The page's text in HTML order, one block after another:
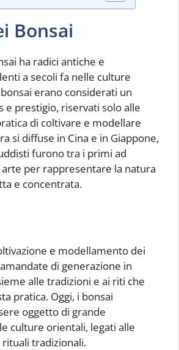
Bonsai
ha radici antiche e
a secoli fa nelle culture
erano considerati un
e prestigio, riservati solo alle
di coltivare e modellare
si diffuse in Cina e in Giappone,
furono tra i primi ad
per rappresentare la natura
e concentrata.
e modellamento dei
di generazione in
alle tradizioni e ai riti che
pratica. Oggi, i bonsai
oggetto di grande
culture orientali, legati alle
tradizionali.